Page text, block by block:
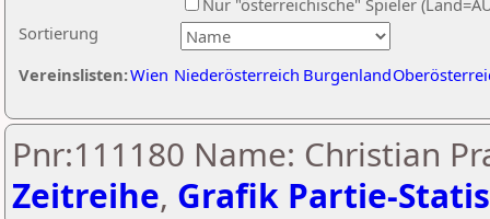
Sortierung
Nur "österreichische" Spieler
Vereinslisten:Wien Niederösterreich Burgenland
Pnr:111180 Name: Christian
Zeitreihe, Grafik Partie-